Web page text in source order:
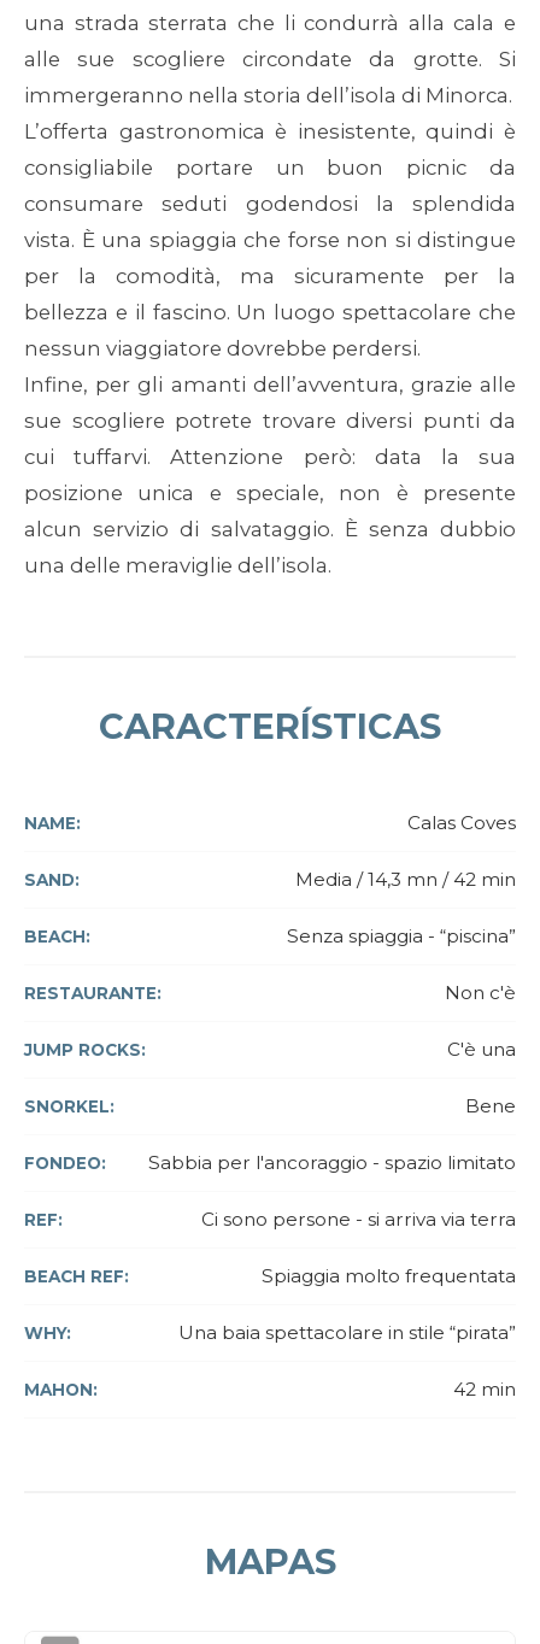
una strada sterrata che li condurrà alla cala e
alle sue scogliere circondate da grotte. Si
immergeranno nella storia dell’isola di Minorca.
L’offerta gastronomica è inesistente, quindi è
consigliabile portare un buon picnic da
consumare seduti godendosi la splendida
vista. È una spiaggia che forse non si distingue
per la comodità, ma sicuramente per la
bellezza e il fascino. Un luogo spettacolare che
nessun viaggiatore dovrebbe perdersi.
Infine, per gli amanti dell’avventura, grazie alle
sue scogliere potrete trovare diversi punti da
cui tuffarvi. Attenzione però: data la sua
posizione unica e speciale, non è presente
alcun servizio di salvataggio. È senza dubbio
una delle meraviglie dell’isola.
CARACTERÍSTICAS
NAME: Calas Coves
SAND: Media / 14,3 mn / 42 min
BEACH: Senza spiaggia - “piscina”
RESTAURANTE: Non c'è
JUMP ROCKS: C'è una
SNORKEL: Bene
FONDEO: Sabbia per l'ancoraggio - spazio limitato
REF: Ci sono persone - si arriva via terra
BEACH REF: Spiaggia molto frequentata
WHY: Una baia spettacolare in stile “pirata”
MAHON: 42 min
MAPAS